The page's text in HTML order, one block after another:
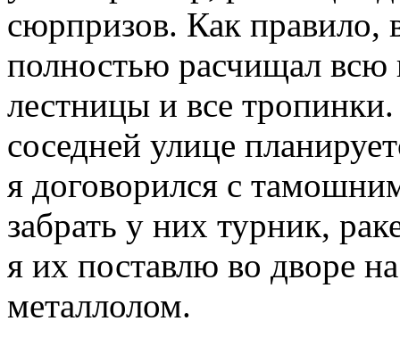
сюрпризов. Как правило,
полностью расчищал всю
лестницы и все
соседней улице
я договорился с
забрать у них турник,
я их поставлю во дворе
металлолом.